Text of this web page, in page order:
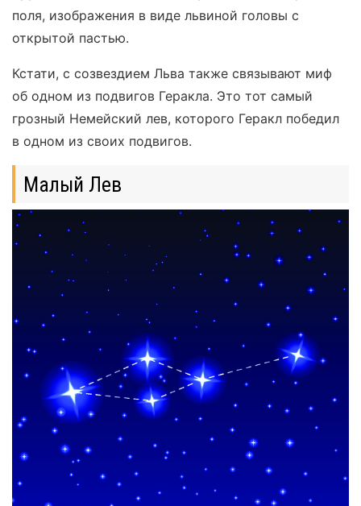
поля, изображения в виде львиной головы с
открытой пастью.
Кстати, с созвездием Льва также связывают миф
об одном из подвигов Геракла. Это тот самый
грозный Немейский лев, которого Геракл победил
в одном из своих подвигов.
Малый Лев